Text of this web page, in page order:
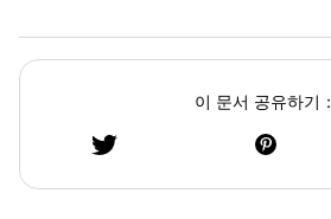
이 문서 공유하기：